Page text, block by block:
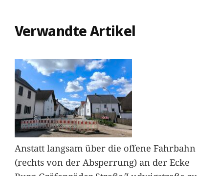
Verwandte Artikel
Anstatt langsam über die offene Fahrbahn
(rechts von der Absperrung) an der Ecke